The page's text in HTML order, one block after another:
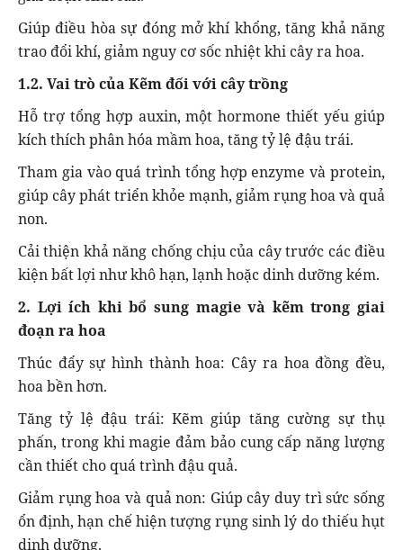
Giúp điều hòa sự đóng mở khí khổng, tăng khả năng
trao đổi khí, giảm nguy cơ sốc nhiệt khi cây ra hoa.
1.2. Vai trò của Kẽm đối với cây trồng
Hỗ trợ tổng hợp auxin, một hormone thiết yếu giúp
kích thích phân hóa mầm hoa, tăng tỷ lệ đậu trái.
Tham gia vào quá trình tổng hợp enzyme và protein,
giúp cây phát triển khỏe mạnh, giảm rụng hoa và quả
non.
Cải thiện khả năng chống chịu của cây trước các điều
kiện bất lợi như khô hạn, lạnh hoặc dinh dưỡng kém.
2. Lợi ích khi bổ sung magie và kẽm trong giai
đoạn ra hoa
Thúc đẩy sự hình thành hoa: Cây ra hoa đồng đều,
hoa bền hơn.
Tăng tỷ lệ đậu trái: Kẽm giúp tăng cường sự thụ
phấn, trong khi magie đảm bảo cung cấp năng lượng
cần thiết cho quá trình đậu quả.
Giảm rụng hoa và quả non: Giúp cây duy trì sức sống
ổn định, hạn chế hiện tượng rụng sinh lý do thiếu hụt
dinh dưỡng.